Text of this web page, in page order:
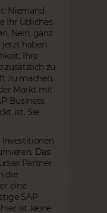
Niemand
Ihr übliches
Nein, ganz
haben
Ihre
zusätzlich zu
zu machen.
Markt mit
Business
ist. Sie
Investitionen
Das
Partner
die
eine
SAP
ist keine